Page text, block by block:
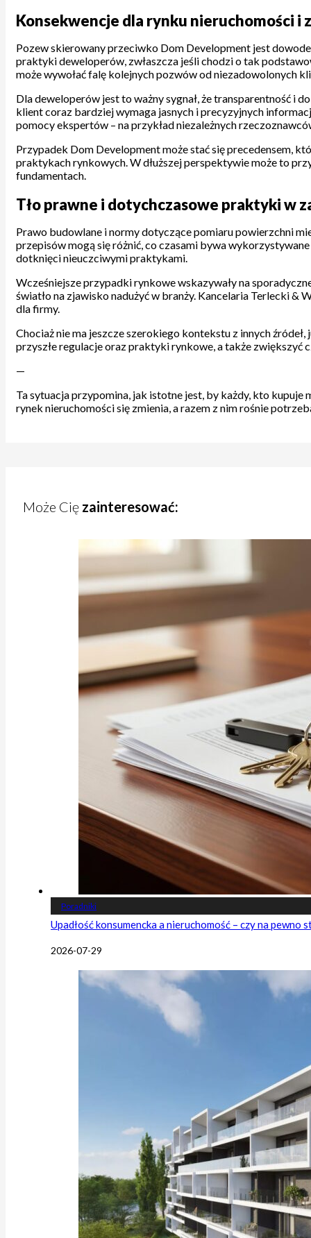
Konsekwencje dla rynku nieruchomości i
Pozew skierowany przeciwko Dom Development jest
praktyki deweloperów, zwłaszcza jeśli chodzi o tak
może wywołać falę kolejnych pozwów od niezadowolonych
Dla deweloperów jest to ważny sygnał, że transparentność i
klient coraz bardziej wymaga jasnych i precyzyjnych
pomocy ekspertów – na przykład niezależnych
Przypadek Dom Development może stać się precedensem,
praktykach rynkowych. W dłuższej perspektywie może to
fundamentach.
Tło prawne i dotychczasowe praktyki w
Prawo budowlane i normy dotyczące pomiaru powierzchni
przepisów mogą się różnić, co czasami bywa
dotknięci nieuczciwymi praktykami.
Wcześniejsze przypadki rynkowe wskazywały na
światło na zjawisko nadużyć w branży. Kancelaria Terlecki &
dla firmy.
Chociaż nie ma jeszcze szerokiego kontekstu z innych
przyszłe regulacje oraz praktyki rynkowe, a także zwiększyć
—
Ta sytuacja przypomina, jak istotne jest, by każdy, kto kupuje
rynek nieruchomości się zmienia, a razem z nim rośnie
Może Cię zainteresować:
Poradniki
Upadłość konsumencka a nieruchomość – czy na pewno
2026-07-29